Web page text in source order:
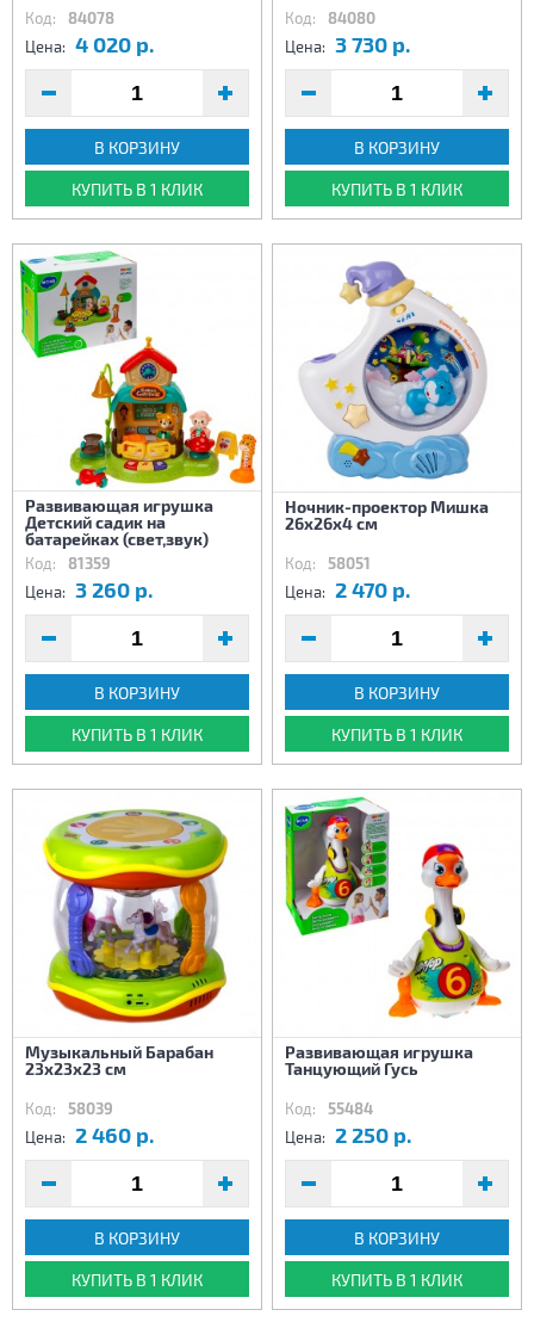
Код: 84078
Цена: 4 020 р.
В КОРЗИНУ
КУПИТЬ В 1 КЛИК
Код: 84080
Цена: 3 730 р.
В КОРЗИНУ
КУПИТЬ В 1 КЛИК
Развивающая игрушка
Детский садик на
батарейках (свет,звук)
Код: 81359
Цена: 3 260 р.
В КОРЗИНУ
КУПИТЬ В 1 КЛИК
Ночник-проектор Мишка
26х26х4 см
Код: 58051
Цена: 2 470 р.
В КОРЗИНУ
КУПИТЬ В 1 КЛИК
Музыкальный Барабан
23х23х23 см
Код: 58039
Цена: 2 460 р.
В КОРЗИНУ
КУПИТЬ В 1 КЛИК
Развивающая игрушка
Танцующий Гусь
Код: 55484
Цена: 2 250 р.
В КОРЗИНУ
КУПИТЬ В 1 КЛИК